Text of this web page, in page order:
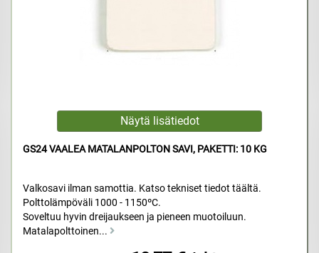
GS24 VAALEA MATALANPOLTON SAVI, PAKETTI: 10 KG
Valkosavi ilman samottia. Katso tekniset tiedot täältä.
Polttolämpöväli 1000 - 1150ºC.
Soveltuu hyvin dreijaukseen ja pieneen muotoiluun.
Matalapolttoinen...